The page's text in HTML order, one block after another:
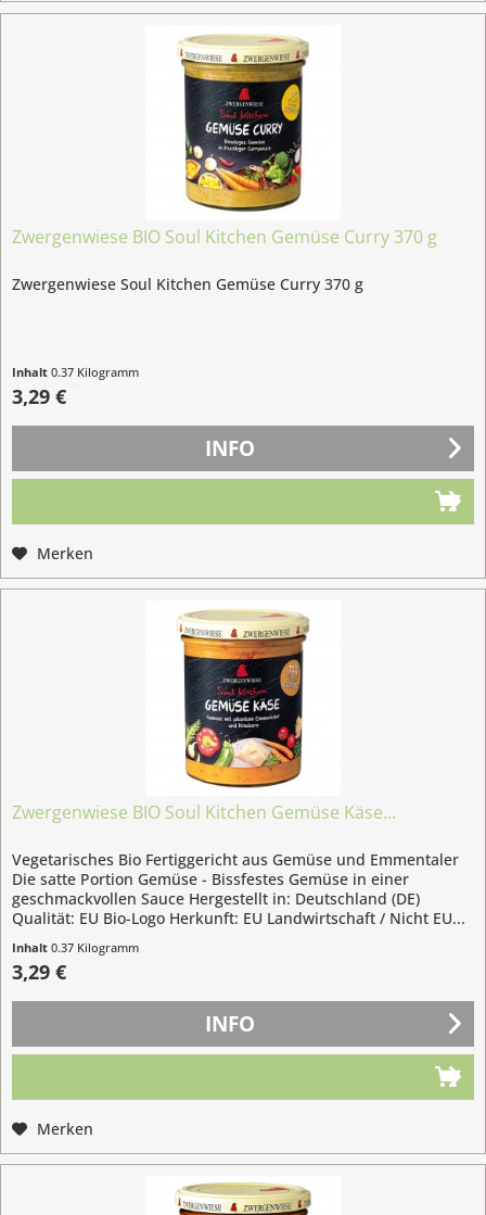
Zwergenwiese BIO Soul Kitchen Gemüse Curry 370 g
Zwergenwiese Soul Kitchen Gemüse Curry 370 g
Inhalt0.37 Kilogramm
(8,89 € / 1 Kilogramm)
3,29 €
INFO
Merken
Zwergenwiese BIO Soul Kitchen Gemüse Käse...
Vegetarisches Bio Fertiggericht aus Gemüse und Emmentaler
Die satte Portion Gemüse - Bissfestes Gemüse in einer
geschmackvollen Sauce Hergestellt in: Deutschland (DE)
Qualität: EU Bio-Logo Herkunft: EU Landwirtschaft / Nicht EU...
Inhalt0.37 Kilogramm
(8,89 € / 1 Kilogramm)
3,29 €
INFO
Merken